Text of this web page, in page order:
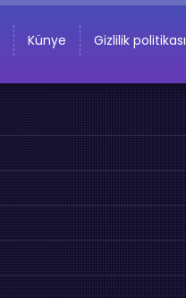
Künye Gizlilik politikası